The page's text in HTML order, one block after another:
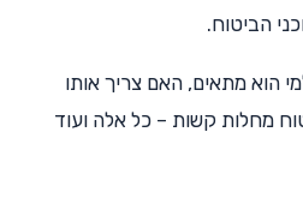
הביטוח.
הוא מתאים, האם צריך אותו
מחלות קשות – כל אלה ועוד